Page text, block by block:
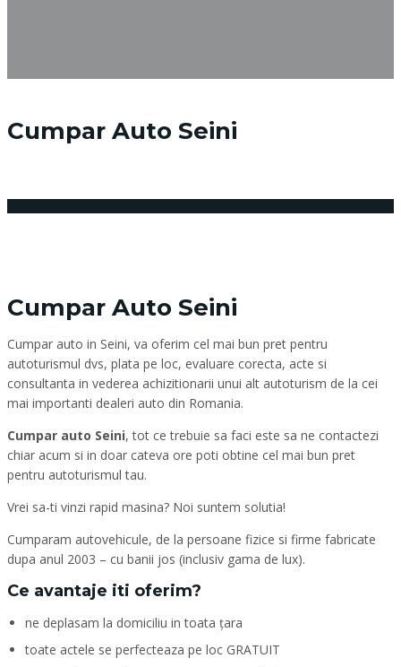
Cumpar Auto Seini
Cumpar Auto Seini
Cumpar auto in Seini, va oferim cel mai bun pret pentru
autoturismul dvs, plata pe loc, evaluare corecta, acte si
consultanta in vederea achizitionarii unui alt autoturism de la cei
mai importanti dealeri auto din Romania.
Cumpar auto Seini, tot ce trebuie sa faci este sa ne contactezi
chiar acum si in doar cateva ore poti obtine cel mai bun pret
pentru autoturismul tau.
Vrei sa-ti vinzi rapid masina? Noi suntem solutia!
Cumparam autovehicule, de la persoane fizice si firme fabricate
dupa anul 2003 – cu banii jos (inclusiv gama de lux).
Ce avantaje iti oferim?
ne deplasam la domiciliu in toata țara
toate actele se perfecteaza pe loc GRATUIT